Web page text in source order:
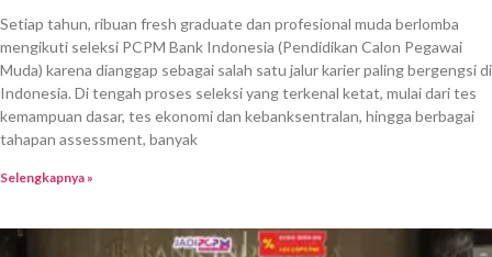
Setiap tahun, ribuan fresh graduate dan profesional muda berlomba
mengikuti seleksi PCPM Bank Indonesia (Pendidikan Calon Pegawai
Muda) karena dianggap sebagai salah satu jalur karier paling bergengsi di
Indonesia. Di tengah proses seleksi yang terkenal ketat, mulai dari tes
kemampuan dasar, tes ekonomi dan kebanksentralan, hingga berbagai
tahapan assessment, banyak
Selengkapnya »